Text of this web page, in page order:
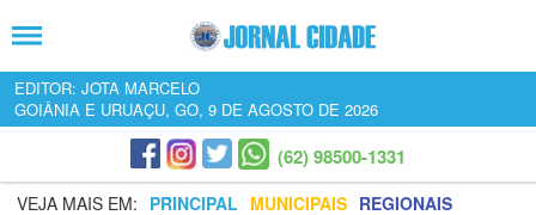
EDITOR: JOTA MARCELO
GOIÂNIA E URUAÇU, GO, 9 DE AGOSTO DE 2026
(62) 98500-1331
VEJA MAIS EM: PRINCIPAL MUNICIPAIS REGIONAIS